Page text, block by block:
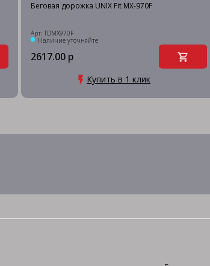
Беговая дорожка UNIX Fit MX-970F
Арт: TDMX970F
Наличие уточняйте
2617.00 р
Купить в 1 клик